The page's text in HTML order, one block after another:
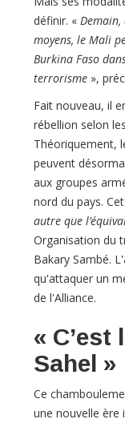
définir. «
moyens, le Mali
Burkina Faso
terrorisme »,
Fait nouveau, il
rébellion selon
Théoriquement,
peuvent
aux groupes
nord du pays.
autre que
Organisation du
Bakary Sambé.
qu'attaquer un
de l'Alliance.
« C’est
Sahel »
Ce
une nouvelle ère